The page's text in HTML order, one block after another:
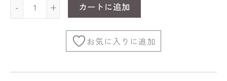
- + カートに追加
お気に入りに追加